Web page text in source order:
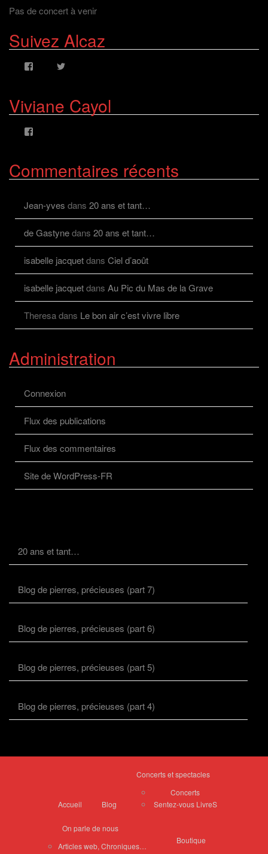
Pas de concert à venir
Suivez Alcaz
AlcazFR
sur
Voir
alcazfr
sur
Viviane Cayol
viviane.cayolalcaz
sur
Commentaires récents
Jean-yves dans 20 ans et tant…
de Gastynedans 20 ans et tant…
isabelle jacquetdans Ciel d’août
isabelle jacquetdans Au Pic du Mas de la Grave
Theresadans Le bon air c’est vivre libre
Administration
Connexion
Flux des publications
Flux des commentaires
Site de WordPress-FR
20 ans et tant…
Blog de pierres, précieuses (part 7)
Blog de pierres, précieuses (part 6)
Blog de pierres, précieuses (part 5)
Blog de pierres, précieuses (part 4)
Accueil Blog
Concerts et spectacles
Concerts
Sentez-vous LivreS
On parle de nous
Articles web, Chroniques…
Boutique